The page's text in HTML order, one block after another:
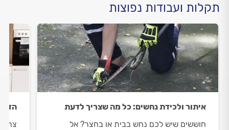
תקלות ועבודות נפוצות
איתור ולכידת נחשים: כל מה שצריך לדעת
חוששים שיש לכם נחש בבית או בחצר? אל